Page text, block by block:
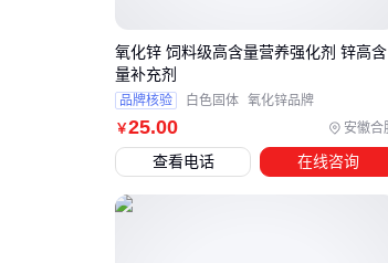
￥25.00 安徽合
氧化锌 饲料级高含量营养强化剂 锌高含
量补充剂
品牌核验 白色固体 氧化锌品牌
查看电话 在线咨询